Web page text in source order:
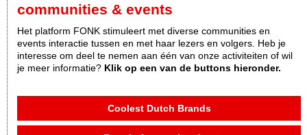
communities & events
Het platform FONK stimuleert met diverse communities en
events interactie tussen en met haar lezers en volgers. Heb je
interesse om deel te nemen aan één van onze activiteiten of wil
je meer informatie? Klik op een van de buttons hieronder.
Coolest Dutch Brands